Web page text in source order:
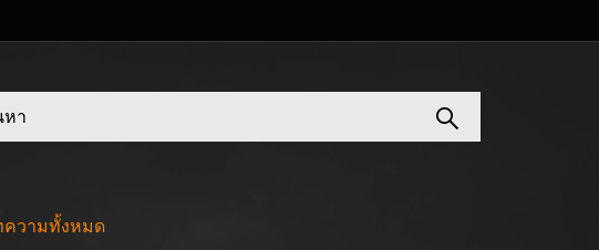
ความทั้งหมด